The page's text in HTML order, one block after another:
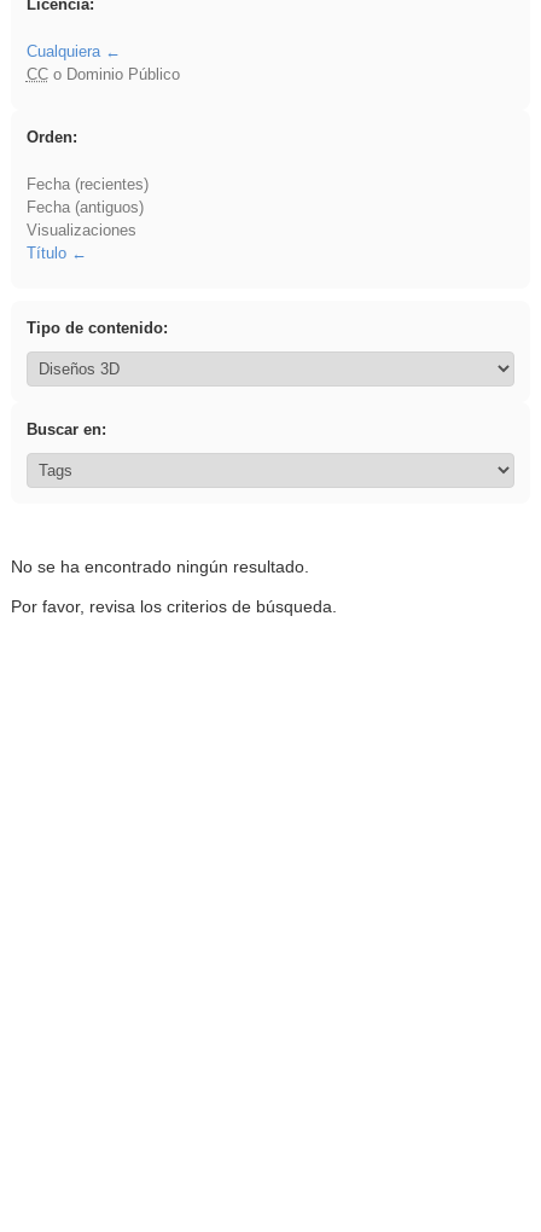
Licencia:
Cualquiera
CCo Dominio Público
Orden:
Fecha (recientes)
Fecha (antiguos)
Visualizaciones
Título
Tipo de contenido:
Buscar en:
No se ha encontrado ningún resultado.
Por favor, revisa los criterios de búsqueda.